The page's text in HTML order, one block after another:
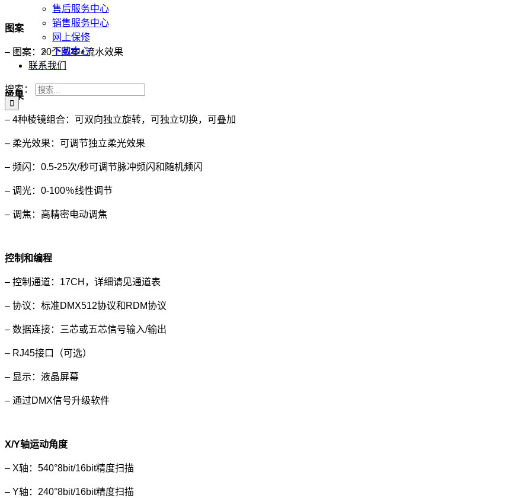
售后服务中心
销售服务中心
网上保修
下载中心
联系我们
搜索：
图案
– 图案：20个图案+流水效果
效果
– 4种棱镜组合：可双向独立旋转，可独立切换，可叠加
– 柔光效果：可调节独立柔光效果
– 频闪：0.5-25次/秒可调节脉冲频闪和随机频闪
– 调光：0-100％线性调节
– 调焦：高精密电动调焦
控制和编程
– 控制通道：17CH，详细请见通道表
– 协议：标准DMX512协议和RDM协议
– 数据连接：三芯或五芯信号输入/输出
– RJ45接口（可选）
– 显示：液晶屏幕
– 通过DMX信号升级软件
X/Y轴运动角度
– X轴：540°8bit/16bit精度扫描
– Y轴：240°8bit/16bit精度扫描